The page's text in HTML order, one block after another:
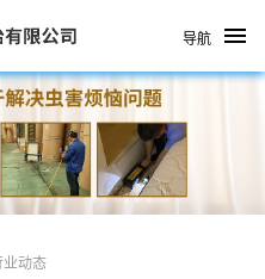
导航
业动态